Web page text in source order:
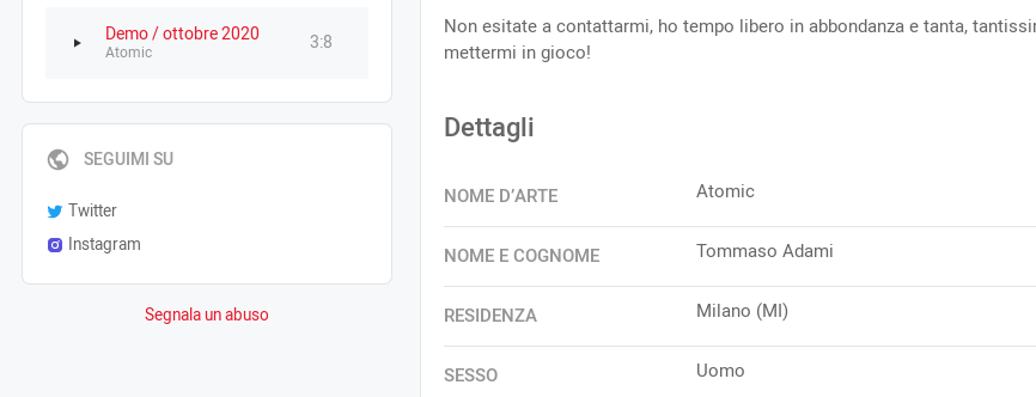
Demo / ottobre 2020
Atomic 3:8
SEGUIMI SU
Twitter
Instagram
Segnala un abuso
Non esitate a contattarmi, ho tempo libero in abbondanza e tanta,
mettermi in gioco!
Dettagli
NOME D’ARTE Atomic
NOME E COGNOME Tommaso Adami
RESIDENZA Milano (MI)
SESSO Uomo